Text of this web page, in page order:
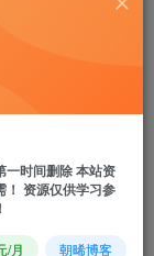
会员免费
可保存购买订单
一时间删除 本站资
！ 资源仅供学习参
/月 朝晞博客